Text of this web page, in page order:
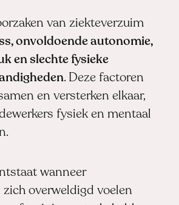
van ziekteverzuim
onvoldoende autonomie,
en slechte fysieke
. Deze factoren
en versterken elkaar,
fysiek en mentaal
wanneer
zich overweldigd voelen